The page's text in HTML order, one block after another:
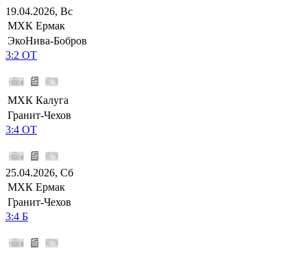
19.04.2026, Вс
МХК Ермак
ЭкоНива-Бобров
3:2 ОТ
МХК Калуга
Гранит-Чехов
3:4 ОТ
25.04.2026, Сб
МХК Ермак
Гранит-Чехов
3:4 Б